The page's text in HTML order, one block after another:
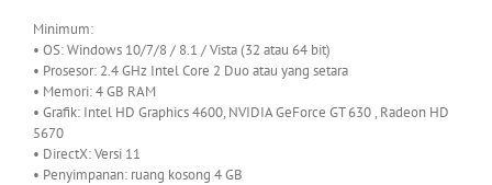
Minimum:
• OS: Windows 10/7/8 / 8.1 / Vista (32 atau 64 bit)
• Prosesor: 2.4 GHz Intel Core 2 Duo atau yang setara
• Memori: 4 GB RAM
• Grafik: Intel HD Graphics 4600, NVIDIA GeForce GT 630 , Radeon HD
5670
• DirectX: Versi 11
• Penyimpanan: ruang kosong 4 GB